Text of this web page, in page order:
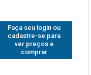
Faça seu login ou
cadastre-se para
ver preços e
comprar